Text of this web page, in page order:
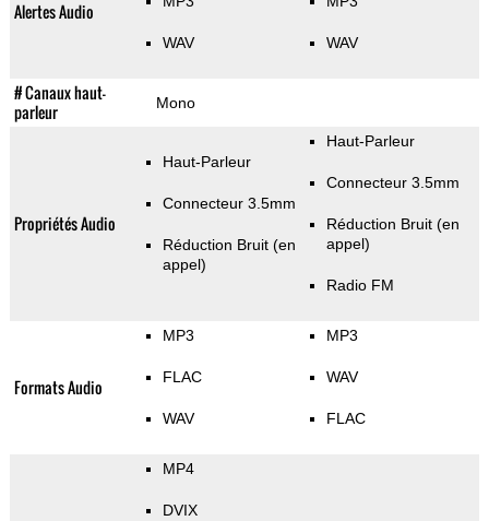
Alertes Audio
WAV WAV
# Canaux haut-
parleur
Mono
Propriétés Audio
Haut-Parleur
Connecteur 3.5mm
Réduction Bruit (en
appel)
Haut-Parleur
Connecteur 3.5mm
Réduction Bruit (en
appel)
Radio FM
Formats Audio
MP3
FLAC
WAV
MP3
WAV
FLAC
MP4
DVIX